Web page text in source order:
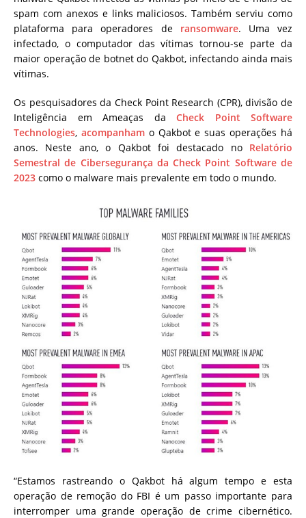
spam com anexos e links maliciosos. Também serviu como
plataforma para operadores de ransomware. Uma vez
infectado, o computador das vítimas tornou-se parte da
maior operação de botnet do Qakbot, infectando ainda mais
vítimas.
Os pesquisadores da Check Point Research (CPR), divisão de
Inteligência em Ameaças da Check Point Software
Technologies, acompanhamo Qakbot e suas operações há
anos. Neste ano, o Qakbot foi destacado no Relatório
Semestral de Cibersegurança da Check Point Software de
2023 como o malware mais prevalente em todo o mundo.
“Estamos rastreando o Qakbot há algum tempo e esta
operação de remoção do FBI é um passo importante para
interromper uma grande operação de crime cibernético.